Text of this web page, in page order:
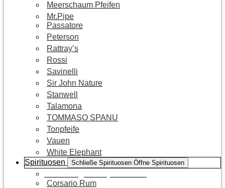
Meerschaum Pfeifen
Mr.Pipe
Passatore
Peterson
Rattray’s
Rossi
Savinelli
Sir John Nature
Stanwell
Talamona
TOMMASO SPANU
Tonpfeife
Vauen
White Elephant
Spirituosen
Schließe Spirituosen Öffne Spirituosen
Corsario Rum